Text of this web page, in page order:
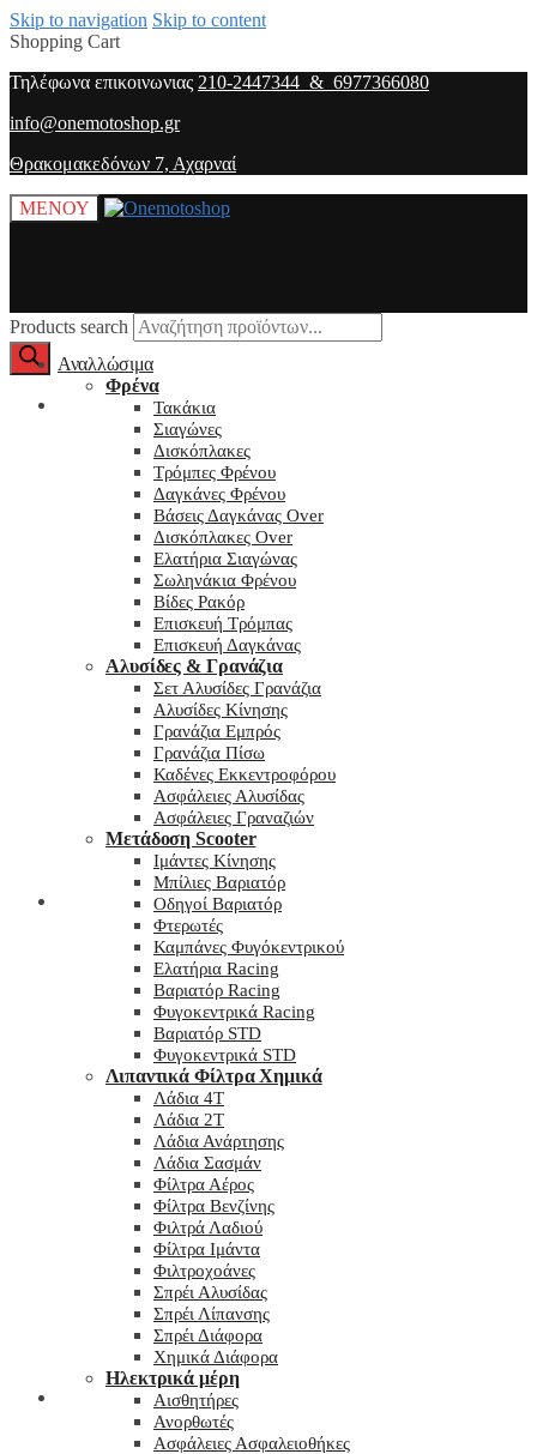
Skip to navigation Skip to content
Shopping Cart
Τηλέφωνα επικοινωνιας 210-2447344 & 6977366080
info@onemotoshop.gr
Θρακομακεδόνων 7, Αχαρναί
ΜΕΝΟΥ
Products search
O λογαριασμός μου
My wishlist
Αναλλώσιμα
Φρένα
Τακάκια
Σιαγώνες
Δισκόπλακες
Τρόμπες Φρένου
Δαγκάνες Φρένου
Βάσεις Δαγκάνας Over
Δισκόπλακες Over
Ελατήρια Σιαγώνας
Σωληνάκια Φρένου
Βίδες Ρακόρ
Επισκευή Τρόμπας
Επισκευή Δαγκάνας
Αλυσίδες & Γρανάζια
Σετ Αλυσίδες Γρανάζια
Αλυσίδες Κίνησης
Γρανάζια Εμπρός
Γρανάζια Πίσω
Καδένες Εκκεντροφόρου
Ασφάλειες Αλυσίδας
Ασφάλειες Γραναζιών
Μετάδοση Scooter
Ιμάντες Κίνησης
Μπίλιες Βαριατόρ
Οδηγοί Βαριατόρ
Φτερωτές
Καμπάνες Φυγόκεντρικού
Ελατήρια Racing
Βαριατόρ Racing
Φυγοκεντρικά Racing
Βαριατόρ STD
Φυγοκεντρικά STD
Λιπαντικά Φίλτρα Χημικά
Λάδια 4T
Λάδια 2T
Λάδια Ανάρτησης
Λάδια Σασμάν
Φίλτρα Αέρος
Φίλτρα Βενζίνης
Φιλτρά Λαδιού
Φίλτρα Ιμάντα
Φιλτροχοάνες
Σπρέι Αλυσίδας
Σπρέι Λίπανσης
Σπρέι Διάφορα
Χημικά Διάφορα
Hλεκτρικά μέρη
Αισθητήρες
Ανορθωτές
Ασφάλειες Ασφαλειοθήκες